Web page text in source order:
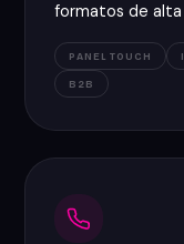
formatos de alta
PANEL TOUCH
B2B